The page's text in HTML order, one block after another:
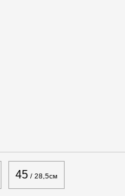
45 / 28,5см